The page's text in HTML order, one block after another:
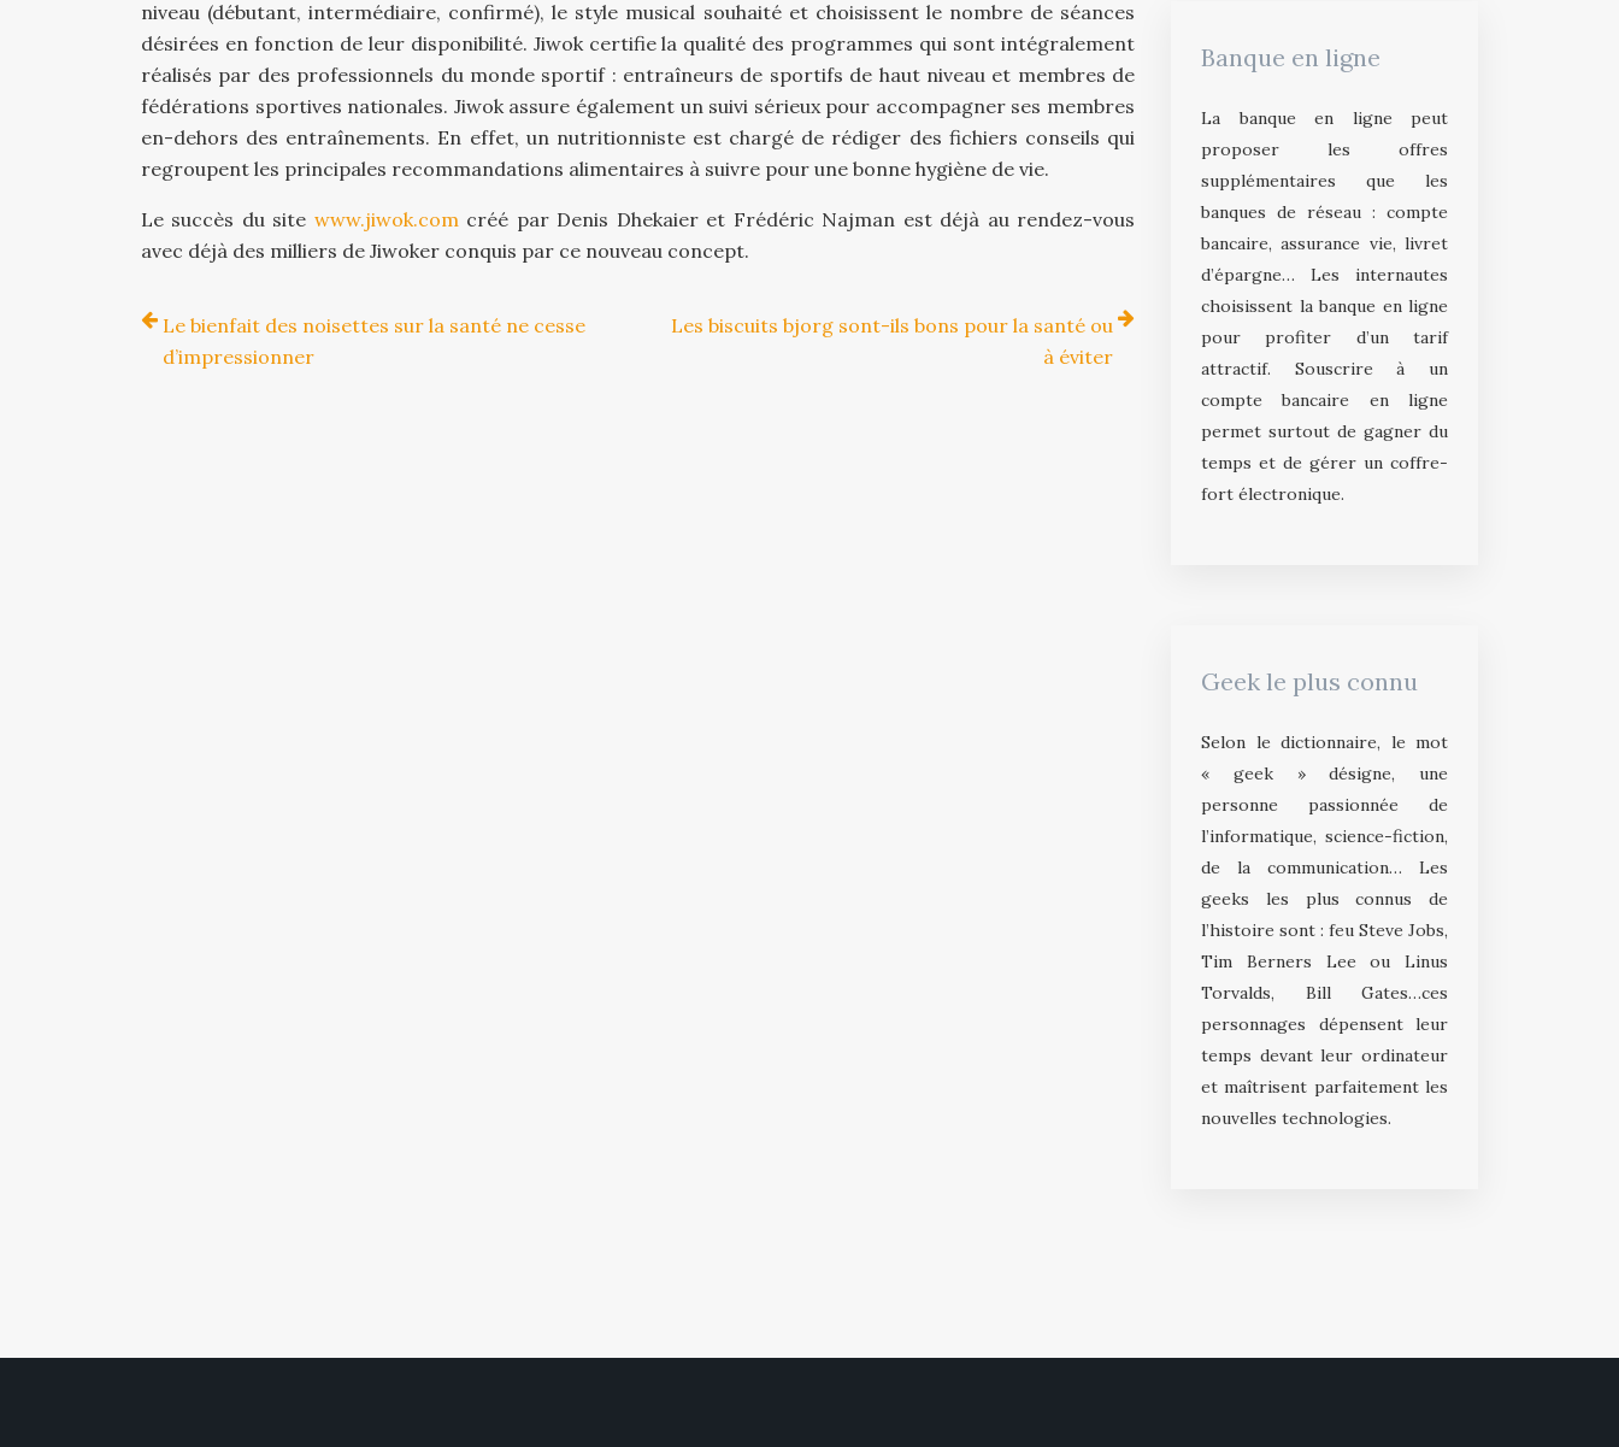
niveau (débutant, intermédiaire, confirmé), le style musical souhaité et choisissent le nombre de séances
désirées en fonction de leur disponibilité. Jiwok certifie la qualité des programmes qui sont intégralement
réalisés par des professionnels du monde sportif : entraîneurs de sportifs de haut niveau et membres de
fédérations sportives nationales. Jiwok assure également un suivi sérieux pour accompagner ses membres
en-dehors des entraînements. En effet, un nutritionniste est chargé de rédiger des fichiers conseils qui
regroupent les principales recommandations alimentaires à suivre pour une bonne hygiène de vie.
Le succès du site www.jiwok.comcréé par Denis Dhekaier et Frédéric Najman est déjà au rendez-vous
avec déjà des milliers de Jiwoker conquis par ce nouveau concept.
Le bienfait des noisettes sur la santé ne cesse
d’impressionner
Les biscuits bjorg sont-ils bons pour la santé ou
à éviter
Banque en ligne
La banque en ligne peut
proposer les offres
supplémentaires que les
banques de réseau : compte
bancaire, assurance vie, livret
d’épargne… Les internautes
choisissent la banque en ligne
pour profiter d’un tarif
attractif. Souscrire à un
compte bancaire en ligne
permet surtout de gagner du
temps et de gérer un coffre-
fort électronique.
Geek le plus connu
Selon le dictionnaire, le mot
« geek » désigne, une
personne passionnée de
l’informatique, science-fiction,
de la communication… Les
geeks les plus connus de
l’histoire sont : feu Steve Jobs,
Tim Berners Lee ou Linus
Torvalds, Bill Gates…ces
personnages dépensent leur
temps devant leur ordinateur
et maîtrisent parfaitement les
nouvelles technologies.